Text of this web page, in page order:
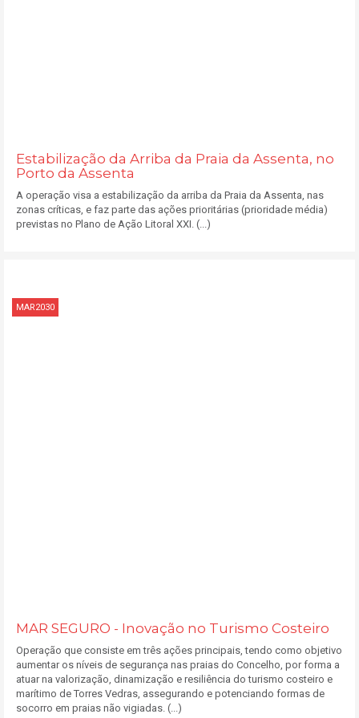
Estabilização da Arriba da Praia da Assenta, no
Porto da Assenta
A operação visa a estabilização da arriba da Praia da Assenta, nas
zonas críticas, e faz parte das ações prioritárias (prioridade média)
previstas no Plano de Ação Litoral XXI. (...)
MAR2030
MAR SEGURO - Inovação no Turismo Costeiro
Operação que consiste em três ações principais, tendo como objetivo
aumentar os níveis de segurança nas praias do Concelho, por forma a
atuar na valorização, dinamização e resiliência do turismo costeiro e
marítimo de Torres Vedras, assegurando e potenciando formas de
socorro em praias não vigiadas. (...)